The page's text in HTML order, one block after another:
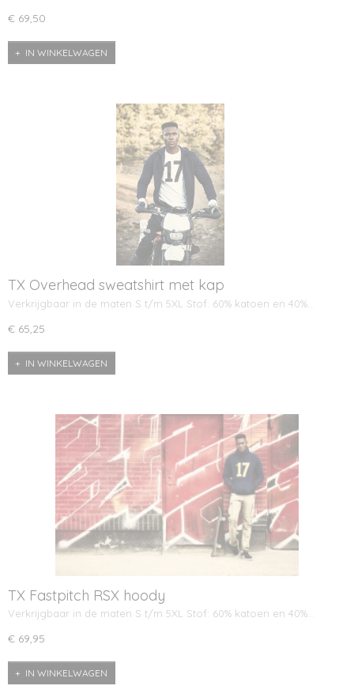
€ 69,50
IN WINKELWAGEN
TX Overhead sweatshirt met kap
Verkrijgbaar in de maten S t/m 5XL Stof: 60% katoen en 40%…
€ 65,25
IN WINKELWAGEN
TX Fastpitch RSX hoody
Verkrijgbaar in de maten S t/m 5XL Stof: 60% katoen en 40%…
€ 69,95
IN WINKELWAGEN